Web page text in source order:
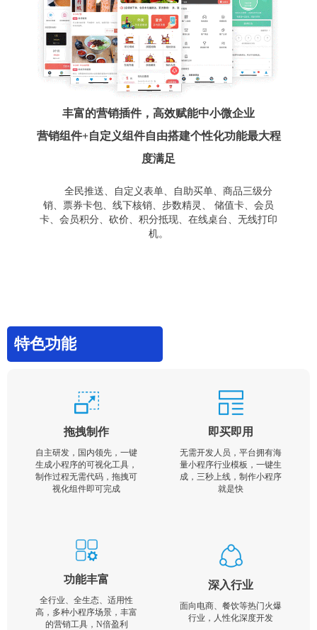
丰富的营销插件，高效赋能中小微企业
营销组件+自定义组件自由搭建个性化功能最大程
度满足
全民推送、自定义表单、自助买单、商品三级分
销、票券卡包、线下核销、步数精灵、 储值卡、会员
卡、会员积分、砍价、积分抵现、在线桌台、无线打印
机。
特色功能
拖拽制作
自主研发，国内领先，一键
生成小程序的可视化工具，
制作过程无需代码，拖拽可
视化组件即可完成
即买即用
无需开发人员，平台拥有海
量小程序行业模板，一键生
成，三秒上线，制作小程序
就是快
功能丰富
全行业、全生态、适用性
高，多种小程序场景，丰富
的营销工具，N倍盈利
深入行业
面向电商、餐饮等热门火爆
行业，人性化深度开发